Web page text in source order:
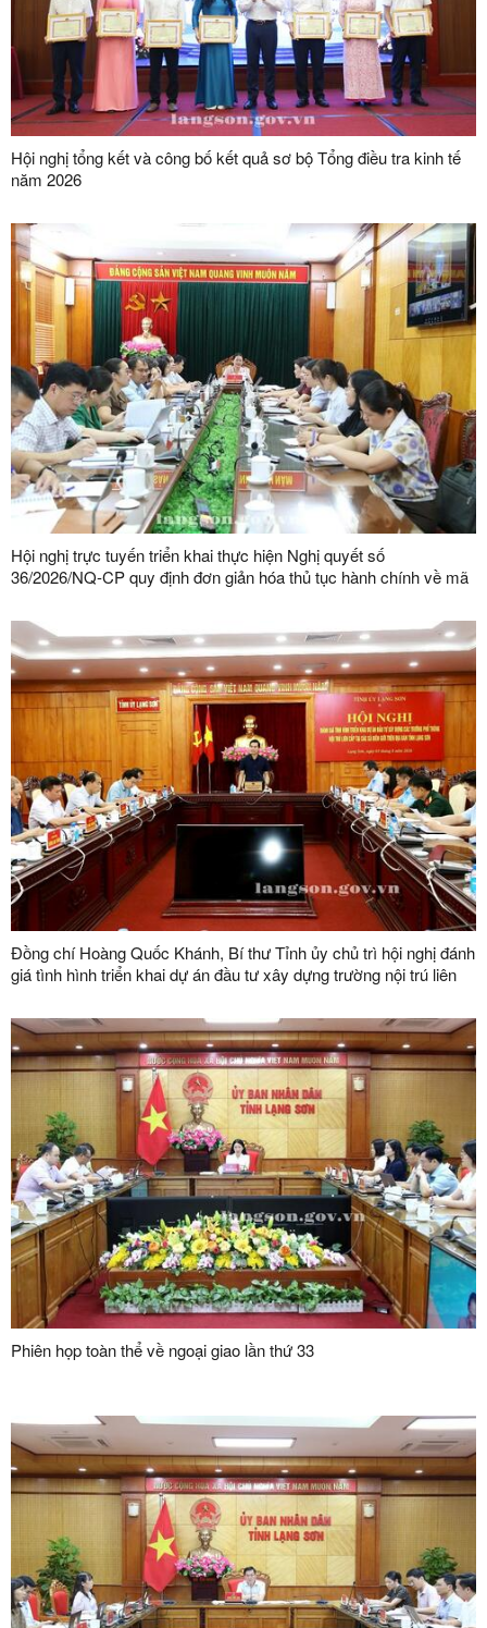
Hội nghị tổng kết và công bố kết quả sơ bộ Tổng điều tra kinh tế
năm 2026
Hội nghị trực tuyến triển khai thực hiện Nghị quyết số
36/2026/NQ-CP quy định đơn giản hóa thủ tục hành chính về mã
Đồng chí Hoàng Quốc Khánh, Bí thư Tỉnh ủy chủ trì hội nghị đánh
giá tình hình triển khai dự án đầu tư xây dựng trường nội trú liên
Phiên họp toàn thể về ngoại giao lần thứ 33